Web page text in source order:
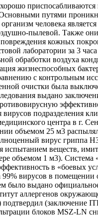
путями
человека
пылевой. Также
повреждения кожных
лаборатории за 3 часа
обработки воздуха
жизнеспособных
с контрольным
очистки была
выдано
вирусов подразделения
центра в г.
объемом 25 м3
вирус гриппа
испытанием веществ,
объемом 1 м3). Система
в «боевых
99% вирусов в помещении
было выдано
аллергенов
(заключение
блоков MSZ-LN